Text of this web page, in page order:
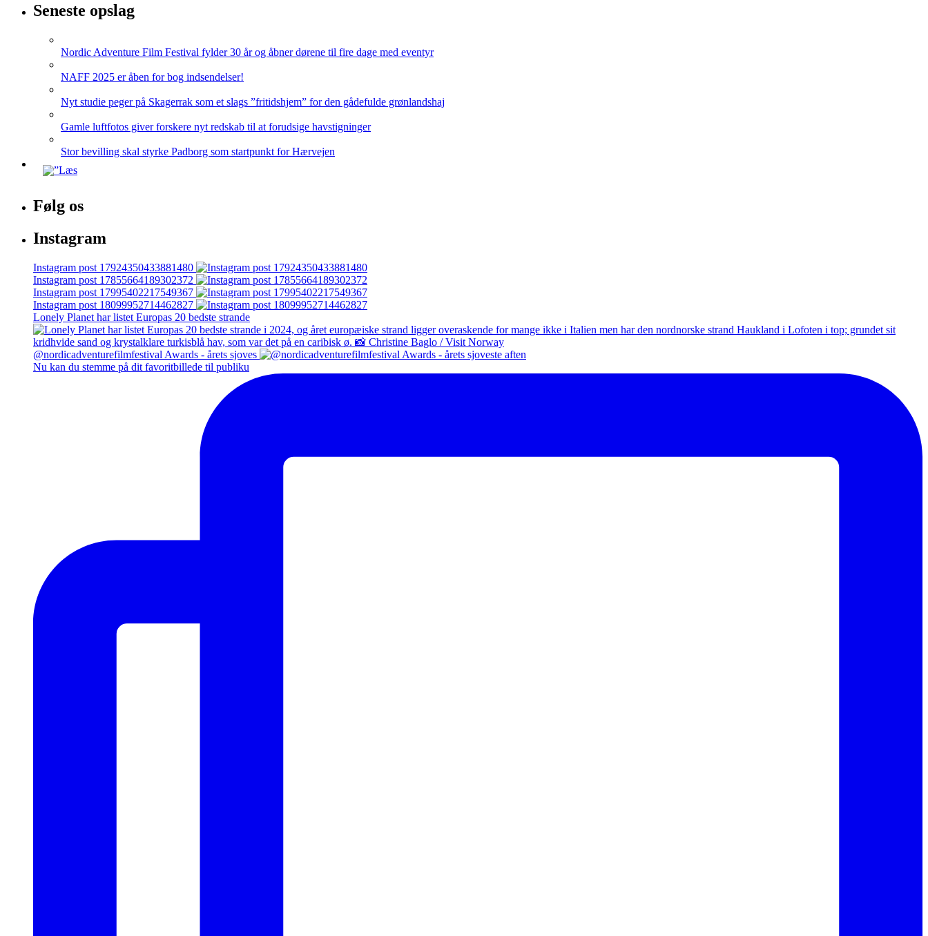
Seneste opslag
Nordic Adventure Film Festival fylder 30 år og åbner dørene til fire dage med eventyr
NAFF 2025 er åben for bog indsendelser!
Nyt studie peger på Skagerrak som et slags ”fritidshjem” for den gådefulde grønlandshaj
Gamle luftfotos giver forskere nyt redskab til at forudsige havstigninger
Stor bevilling skal styrke Padborg som startpunkt for Hærvejen
Følg os
Instagram
Instagram post 17924350433881480
Instagram post 17855664189302372
Instagram post 17995402217549367
Instagram post 18099952714462827
Lonely Planet har listet Europas 20 bedste strande
@nordicadventurefilmfestival Awards - årets sjoves
Nu kan du stemme på dit favoritbillede til publiku